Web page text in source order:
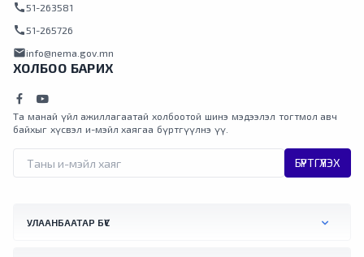
call 51-263581
call 51-265726
mailinfo@nema.gov.mn
ХОЛБОО БАРИХ
Та манай үйл ажиллагаатай холбоотой шинэ мэдээлэл тогтмол авч
байхыг хүсвэл и-мэйл хаягаа бүртгүүлнэ үү.
БҮРТГҮҮЛЭХ
УЛААНБААТАР БҮС